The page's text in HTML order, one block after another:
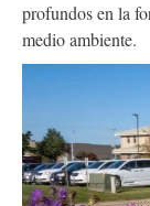
profundos en la
medio ambiente.